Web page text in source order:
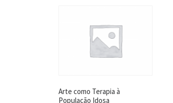
Arte como Terapia à
População Idosa